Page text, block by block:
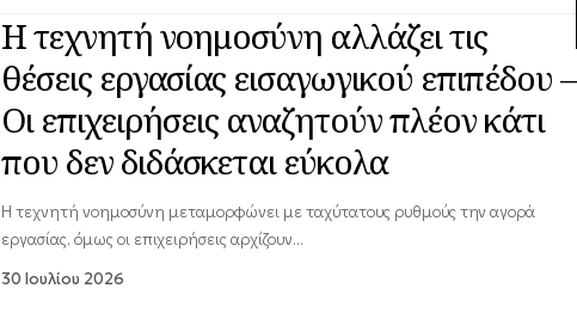
Η τεχνητή νοημοσύνη αλλάζει τις
θέσεις εργασίας εισαγωγικού επιπέδου –
Οι επιχειρήσεις αναζητούν πλέον κάτι
που δεν διδάσκεται εύκολα
Η τεχνητή νοημοσύνη μεταμορφώνει με ταχύτατους ρυθμούς την αγορά
εργασίας, όμως οι επιχειρήσεις αρχίζουν…
30 Ιουλίου 2026